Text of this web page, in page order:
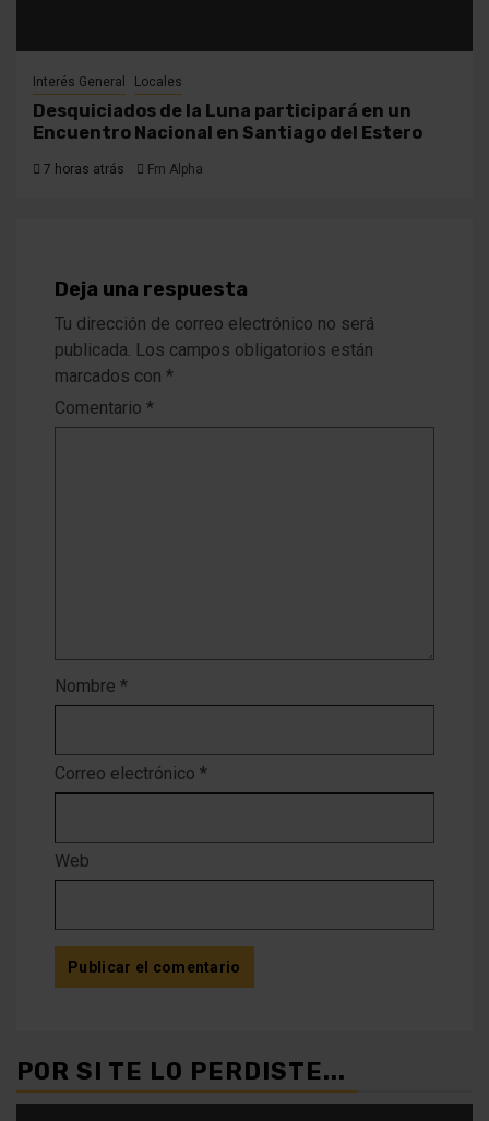
Interés General Locales
Desquiciados de la Luna participará en un
Encuentro Nacional en Santiago del Estero
7 horas atrás Fm Alpha
Deja una respuesta
Tu dirección de correo electrónico no será
publicada. Los campos obligatorios están
marcados con *
Comentario *
Nombre *
Correo electrónico *
Web
POR SI TE LO PERDISTE...